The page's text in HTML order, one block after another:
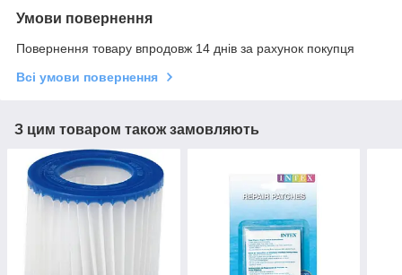
Умови повернення
Повернення товару впродовж 14 днів за рахунок покупця
Всі умови повернення
З цим товаром також замовляють